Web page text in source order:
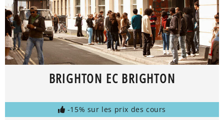
BRIGHTON EC BRIGHTON
-15% sur les prix des cours